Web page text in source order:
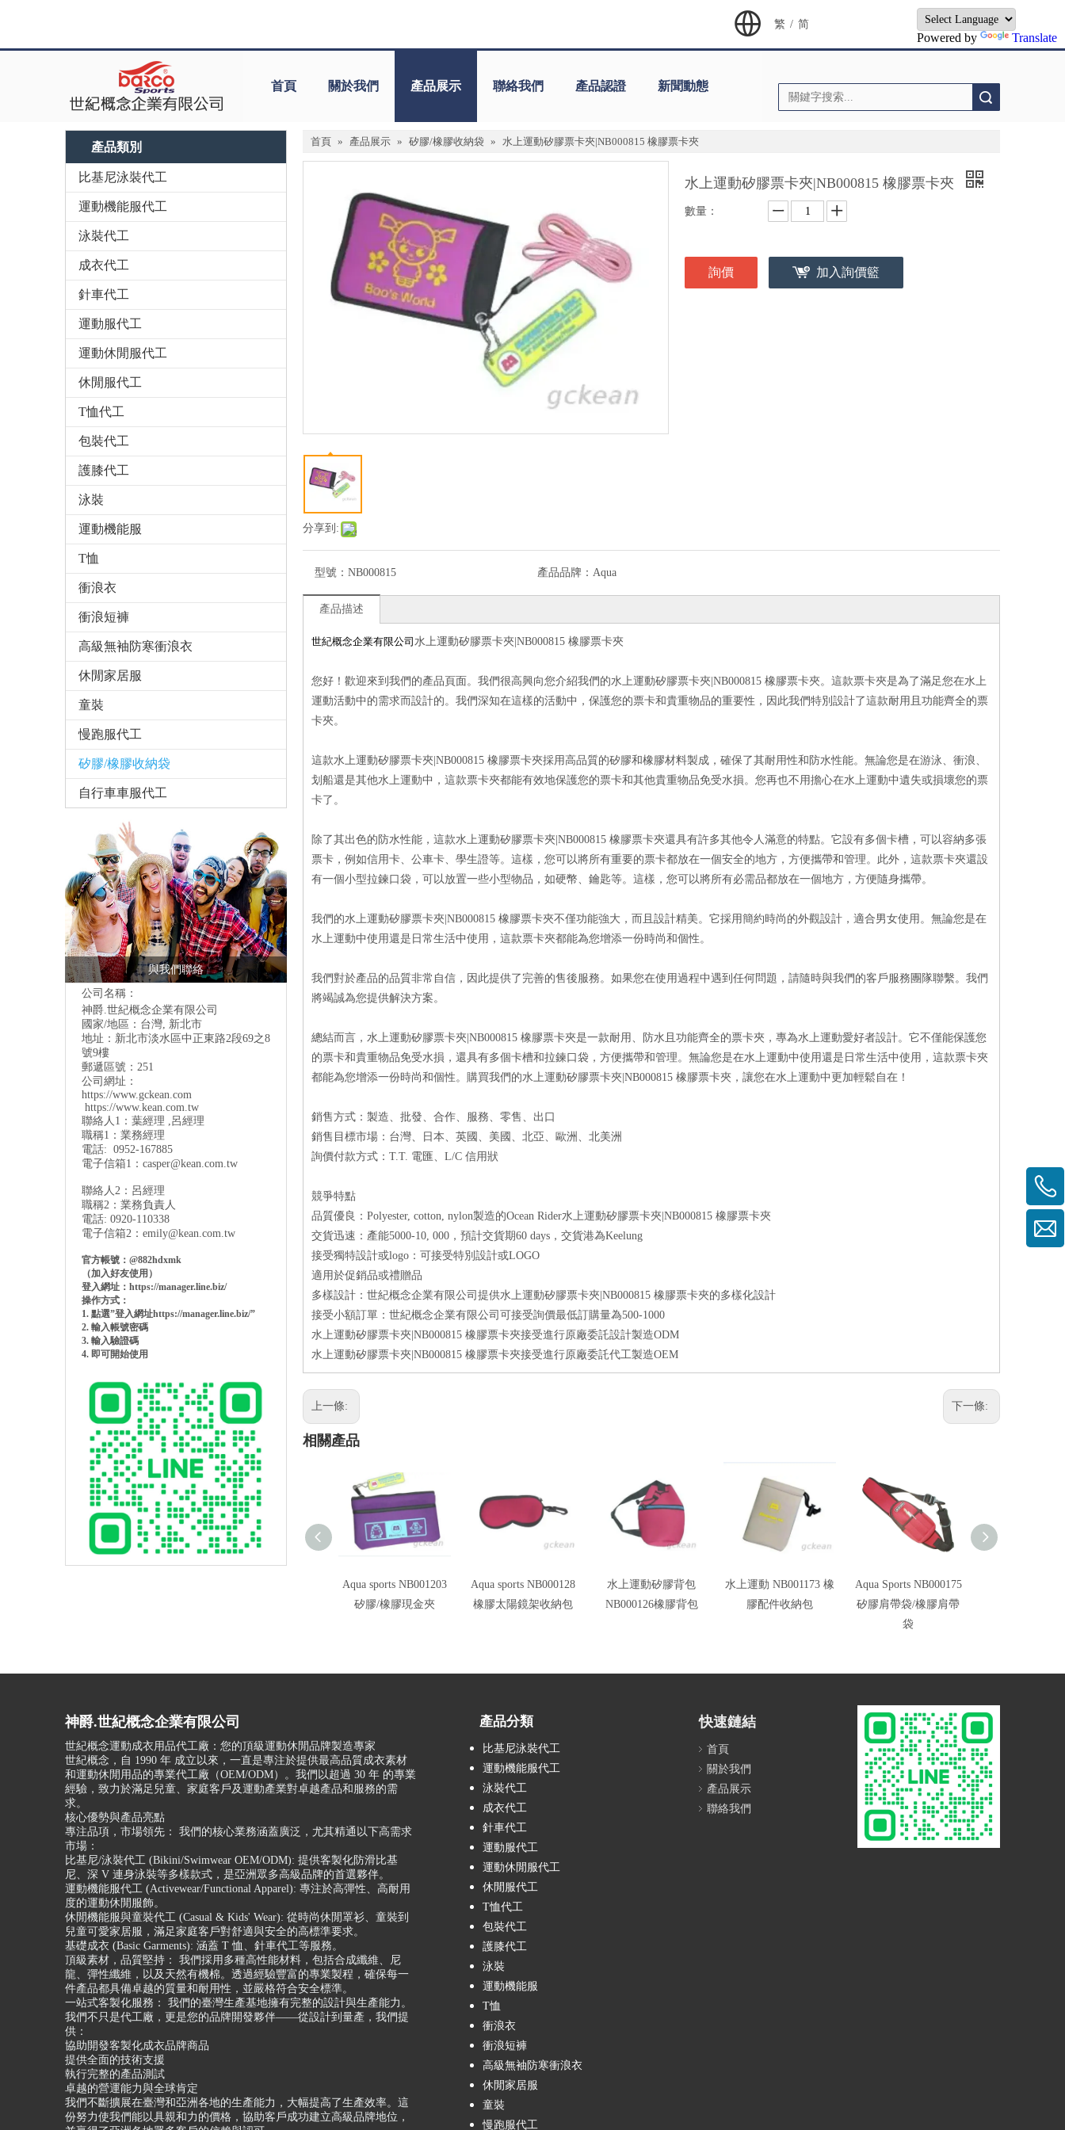
Powered by Translate
繁 / 简
首頁 關於我們 產品展示 聯絡我們 產品認證 新聞動態
產品類別
比基尼泳裝代工
運動機能服代工
泳裝代工
成衣代工
針車代工
運動服代工
運動休閒服代工
休閒服代工
T恤代工
包裝代工
護膝代工
泳裝
運動機能服
T恤
衝浪衣
衝浪短褲
高級無袖防寒衝浪衣
休閒家居服
童裝
慢跑服代工
矽膠/橡膠收納袋
自行車車服代工
與我們聯絡
公司名稱：
神爵.世紀概念企業有限公司
國家/地區：台灣, 新北市
地址： 新北市淡水區中正東路2段69之8
號9樓
郵遞區號：251
公司網址：
https://www.gckean.com
https://www.kean.com.tw
聯絡人1：葉經理 ,呂經理
職稱1：業務經理
電話: 0952-167885
電子信箱1： casper@kean.com.tw
聯絡人2：呂經理
職稱2：業務負責人
電話: 0920-110338
電子信箱2： emily@kean.com.tw
官方帳號：@882hdxmk
（加入好友使用）
登入網址：https://manager.line.biz/
操作方式：
1. 點選”登入網址https://manager.line.biz/”
2. 輸入帳號密碼
3. 輸入驗證碼
4. 即可開始使用
首頁 » 產品展示 » 矽膠/橡膠收納袋 » 水上運動矽膠票卡夾|NB000815 橡膠票卡夾
分享到:
水上運動矽膠票卡夾|NB000815 橡膠票卡夾
數量：
詢價 加入詢價籃
型號： NB000815 產品品牌： Aqua
產品描述
世紀概念企業有限公司 水上運動矽膠票卡夾|NB000815 橡膠票卡夾
您好！歡迎來到我們的產品頁面。我們很高興向您介紹我們的水上運動矽膠票卡夾|NB000815 橡膠票卡夾。這款票卡夾是為了滿足您在水上
運動活動中的需求而設計的。我們深知在這樣的活動中，保護您的票卡和貴重物品的重要性，因此我們特別設計了這款耐用且功能齊全的票
卡夾。
這款水上運動矽膠票卡夾|NB000815 橡膠票卡夾採用高品質的矽膠和橡膠材料製成，確保了其耐用性和防水性能。無論您是在游泳、衝浪、
划船還是其他水上運動中，這款票卡夾都能有效地保護您的票卡和其他貴重物品免受水損。您再也不用擔心在水上運動中遺失或損壞您的票
卡了。
除了其出色的防水性能，這款水上運動矽膠票卡夾|NB000815 橡膠票卡夾還具有許多其他令人滿意的特點。它設有多個卡槽，可以容納多張
票卡，例如信用卡、公車卡、學生證等。這樣，您可以將所有重要的票卡都放在一個安全的地方，方便攜帶和管理。此外，這款票卡夾還設
有一個小型拉鍊口袋，可以放置一些小型物品，如硬幣、鑰匙等。這樣，您可以將所有必需品都放在一個地方，方便隨身攜帶。
我們的水上運動矽膠票卡夾|NB000815 橡膠票卡夾不僅功能強大，而且設計精美。它採用簡約時尚的外觀設計，適合男女使用。無論您是在
水上運動中使用還是日常生活中使用，這款票卡夾都能為您增添一份時尚和個性。
我們對於產品的品質非常自信，因此提供了完善的售後服務。如果您在使用過程中遇到任何問題，請隨時與我們的客戶服務團隊聯繫。我們
將竭誠為您提供解決方案。
總結而言，水上運動矽膠票卡夾|NB000815 橡膠票卡夾是一款耐用、防水且功能齊全的票卡夾，專為水上運動愛好者設計。它不僅能保護您
的票卡和貴重物品免受水損，還具有多個卡槽和拉鍊口袋，方便攜帶和管理。無論您是在水上運動中使用還是日常生活中使用，這款票卡夾
都能為您增添一份時尚和個性。購買我們的水上運動矽膠票卡夾|NB000815 橡膠票卡夾，讓您在水上運動中更加輕鬆自在！
銷售方式：製造、批發、合作、服務、零售、出口
銷售目標市場：台灣、日本、英國、美國、北亞、歐洲、北美洲
詢價付款方式：T.T. 電匯、L/C 信用狀
競爭特點
品質優良：Polyester, cotton, nylon製造的Ocean Rider水上運動矽膠票卡夾|NB000815 橡膠票卡夾
交貨迅速：產能5000-10, 000，預計交貨期60 days，交貨港為Keelung
接受獨特設計或logo：可接受特別設計或LOGO
適用於促銷品或禮贈品
多樣設計：世紀概念企業有限公司提供水上運動矽膠票卡夾|NB000815 橡膠票卡夾的多樣化設計
接受小額訂單：世紀概念企業有限公司可接受詢價最低訂購量為500-1000
水上運動矽膠票卡夾|NB000815 橡膠票卡夾接受進行原廠委託設計製造ODM
水上運動矽膠票卡夾|NB000815 橡膠票卡夾接受進行原廠委託代工製造OEM
上一條: 下一條:
相關產品
Aqua sports NB001203
矽膠/橡膠現金夾
Aqua sports NB000128
橡膠太陽鏡架收納包
水上運動矽膠背包
NB000126橡膠背包
水上運動 NB001173 橡
膠配件收納包
Aqua Sports NB000175
矽膠肩帶袋/橡膠肩帶
袋
神爵.世紀概念企業有限公司
世紀概念運動成衣用品代工廠：您的頂級運動休閒品牌製造專家
世紀概念，自 1990 年 成立以來，一直是專注於提供最高品質成衣素材
和運動休閒用品的專業代工廠（OEM/ODM）。我們以超過 30 年 的專業
經驗，致力於滿足兒童、家庭客戶及運動產業對卓越產品和服務的需
求。
核心優勢與產品亮點
專注品項，市場領先： 我們的核心業務涵蓋廣泛，尤其精通以下高需求
市場：
比基尼/泳裝代工 (Bikini/Swimwear OEM/ODM): 提供客製化防滑比基
尼、深 V 連身泳裝等多樣款式，是亞洲眾多高級品牌的首選夥伴。
運動機能服代工 (Activewear/Functional Apparel): 專注於高彈性、高耐用
度的運動休閒服飾。
休閒機能服與童裝代工 (Casual & Kids' Wear): 從時尚休閒罩衫、童裝到
兒童可愛家居服，滿足家庭客戶對舒適與安全的高標準要求。
基礎成衣 (Basic Garments): 涵蓋 T 恤、針車代工等服務。
頂級素材，品質堅持： 我們採用多種高性能材料，包括合成纖維、尼
龍、彈性纖維，以及天然有機棉。透過經驗豐富的專業製程，確保每一
件產品都具備卓越的質量和耐用性，並嚴格符合安全標準。
一站式客製化服務： 我們的臺灣生產基地擁有完整的設計與生產能力。
我們不只是代工廠，更是您的品牌開發夥伴——從設計到量產，我們提
供：
協助開發客製化成衣品牌商品
提供全面的技術支援
執行完整的產品測試
卓越的營運能力與全球肯定
我們不斷擴展在臺灣和亞洲各地的生產能力，大幅提高了生產效率。這
份努力使我們能以具親和力的價格，協助客戶成功建立高級品牌地位，
產品分類
比基尼泳裝代工
運動機能服代工
泳裝代工
成衣代工
針車代工
運動服代工
運動休閒服代工
休閒服代工
T恤代工
包裝代工
護膝代工
泳裝
運動機能服
T恤
衝浪衣
衝浪短褲
高級無袖防寒衝浪衣
休閒家居服
童裝
慢跑服代工
快速鏈結
首頁
關於我們
產品展示
聯絡我們